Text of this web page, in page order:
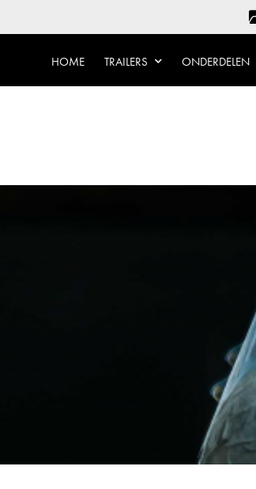
HOME TRAILERS ONDERDELEN